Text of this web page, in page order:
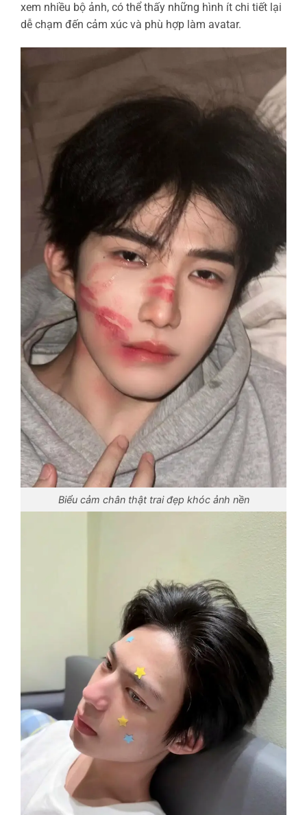
xem nhiều bộ ảnh, có thể thấy những hình ít chi tiết lại
dễ chạm đến cảm xúc và phù hợp làm avatar.
Biểu cảm chân thật trai đẹp khóc ảnh nền